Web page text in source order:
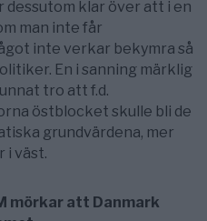
dessutom klar över att i en
man inte får
inte verkar bekymra så
En i sanning märklig
tro att f.d.
östblocket skulle bli de
grundvärdena, mer
i väst.
mörkar att Danmark